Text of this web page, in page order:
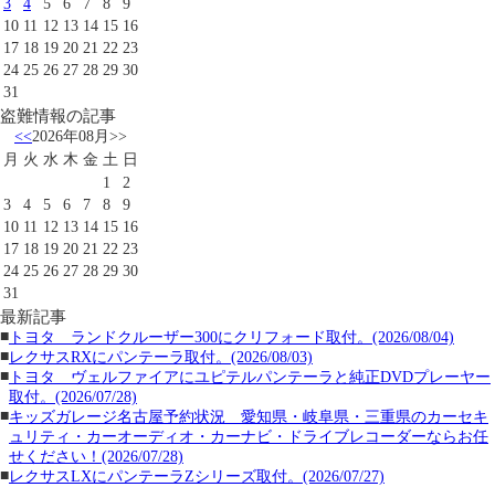
3
4 5 6 7 8
9
10 11 12 13 14 15 16
17 18 19 20 21 22 23
24 25 26 27 28 29 30
31
盗難情報の記事
<<2026年08月 >>
月 火 水 木 金 土 日
1
2
3
4 5 6 7 8
9
10 11 12 13 14 15 16
17 18 19 20 21 22 23
24 25 26 27 28 29 30
31
最新記事
■ トヨタ ランドクルーザー300にクリフォード取付。(2026/08/04)
■レクサスRXにパンテーラ取付。(2026/08/03)
■ トヨタ ヴェルファイアにユピテルパンテーラと純正DVDプレーヤー
取付。(2026/07/28)
■キッズガレージ名古屋予約状況 愛知県・岐阜県・三重県のカーセキ
ュリティ・カーオーディオ・カーナビ・ドライブレコーダーならお任
せください！(2026/07/28)
■レクサスLXにパンテーラZシリーズ取付。(2026/07/27)